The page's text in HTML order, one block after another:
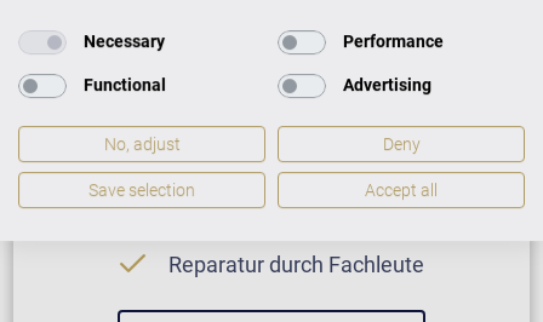
Neuinstrument
Reparatur durch Fachleute
Necessary Performance
Functional Advertising
No, adjust Deny
Save selection Accept all